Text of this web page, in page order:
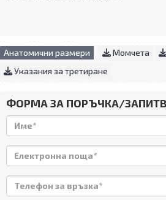
Анатомични размери Момчета
Указания за третиране
ФОРМА ЗА ПОРЪЧКА/